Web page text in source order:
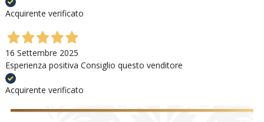
Acquirente verificato
16 Settembre 2025
Esperienza positiva Consiglio questo venditore
Acquirente verificato